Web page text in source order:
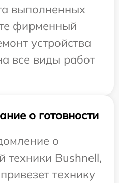
выполненных
фирменный
устройства
все виды работ
о готовности
о
техники Bushnell,
технику